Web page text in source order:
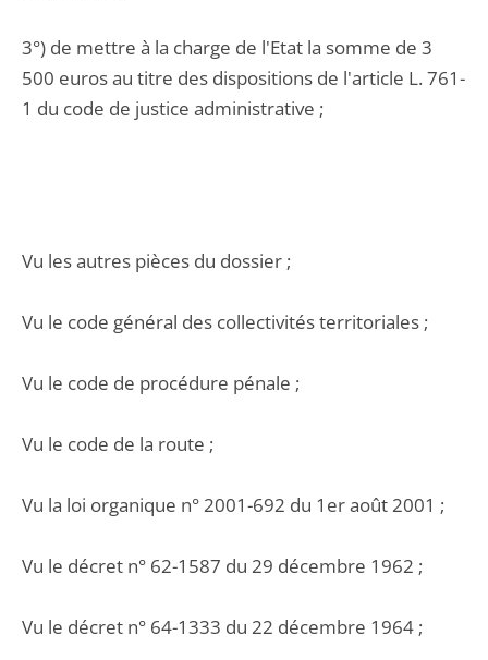
3°) de mettre à la charge de l'Etat la somme de 3
500 euros au titre des dispositions de l'article L. 761-
1 du code de justice administrative ;
Vu les autres pièces du dossier ;
Vu le code général des collectivités territoriales ;
Vu le code de procédure pénale ;
Vu le code de la route ;
Vu la loi organique n° 2001-692 du 1er août 2001 ;
Vu le décret n° 62-1587 du 29 décembre 1962 ;
Vu le décret n° 64-1333 du 22 décembre 1964 ;